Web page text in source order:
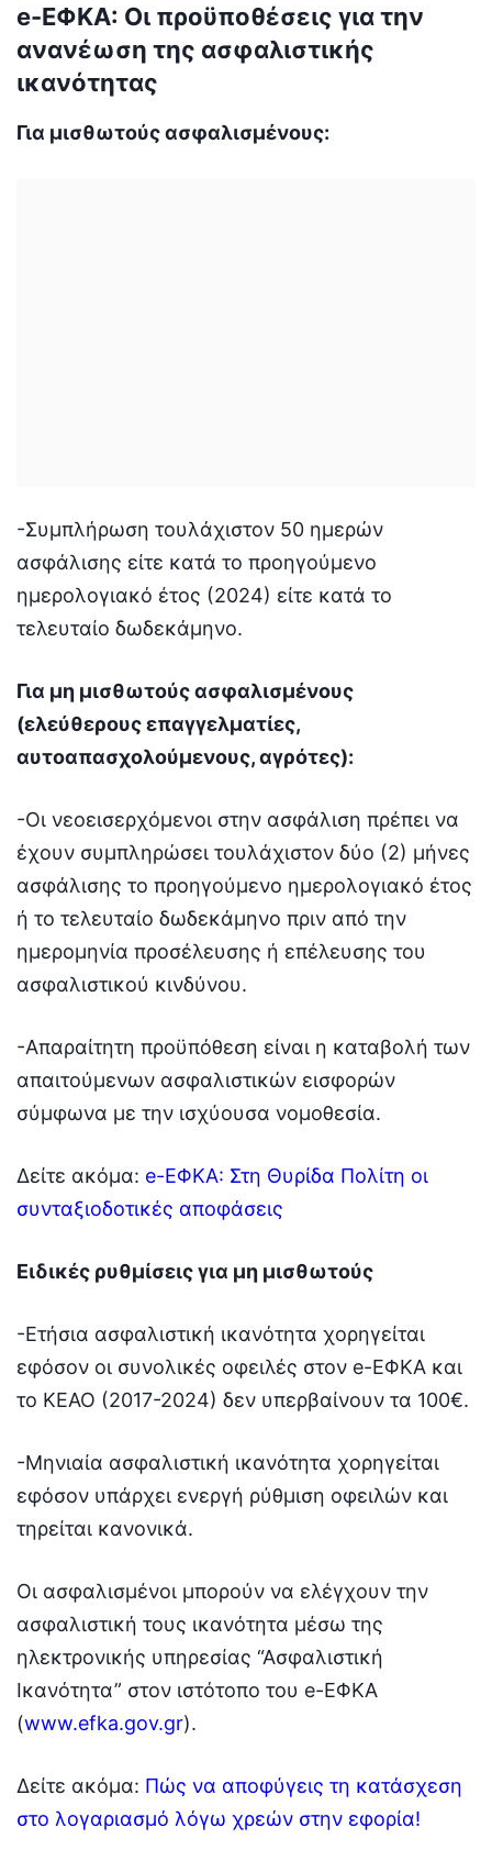
e-ΕΦΚΑ: Οι προϋποθέσεις για την
ανανέωση της ασφαλιστικής
ικανότητας
Για μισθωτούς ασφαλισμένους:
-Συμπλήρωση τουλάχιστον 50 ημερών
ασφάλισης είτε κατά το προηγούμενο
ημερολογιακό έτος (2024) είτε κατά το
τελευταίο δωδεκάμηνο.
Για μη μισθωτούς ασφαλισμένους
(ελεύθερους επαγγελματίες,
αυτοαπασχολούμενους, αγρότες):
-Οι νεοεισερχόμενοι στην ασφάλιση πρέπει να
έχουν συμπληρώσει τουλάχιστον δύο (2) μήνες
ασφάλισης το προηγούμενο ημερολογιακό έτος
ή το τελευταίο δωδεκάμηνο πριν από την
ημερομηνία προσέλευσης ή επέλευσης του
ασφαλιστικού κινδύνου.
-Απαραίτητη προϋπόθεση είναι η καταβολή των
απαιτούμενων ασφαλιστικών εισφορών
σύμφωνα με την ισχύουσα νομοθεσία.
Δείτε ακόμα: e-ΕΦΚΑ: Στη Θυρίδα Πολίτη οι
συνταξιοδοτικές αποφάσεις
Ειδικές ρυθμίσεις για μη μισθωτούς
-Ετήσια ασφαλιστική ικανότητα χορηγείται
εφόσον οι συνολικές οφειλές στον e-ΕΦΚΑ και
το ΚΕΑΟ (2017-2024) δεν υπερβαίνουν τα 100€.
-Μηνιαία ασφαλιστική ικανότητα χορηγείται
εφόσον υπάρχει ενεργή ρύθμιση οφειλών και
τηρείται κανονικά.
Οι ασφαλισμένοι μπορούν να ελέγχουν την
ασφαλιστική τους ικανότητα μέσω της
ηλεκτρονικής υπηρεσίας “Ασφαλιστική
Ικανότητα” στον ιστότοπο του e-ΕΦΚΑ
(www.efka.gov.gr).
Δείτε ακόμα: Πώς να αποφύγεις τη κατάσχεση
στο λογαριασμό λόγω χρεών στην εφορία!